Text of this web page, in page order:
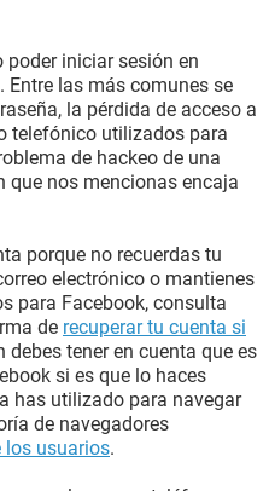
iniciar sesión en
Entre las más comunes se
la pérdida de acceso a
telefónico utilizados para
de hackeo de una
que nos mencionas encaja
porque no recuerdas tu
electrónico o mantienes
para Facebook, consulta
de recuperar tu cuenta si
debes tener en cuenta que es
si es que lo haces
has utilizado para navegar
de navegadores
los usuarios.